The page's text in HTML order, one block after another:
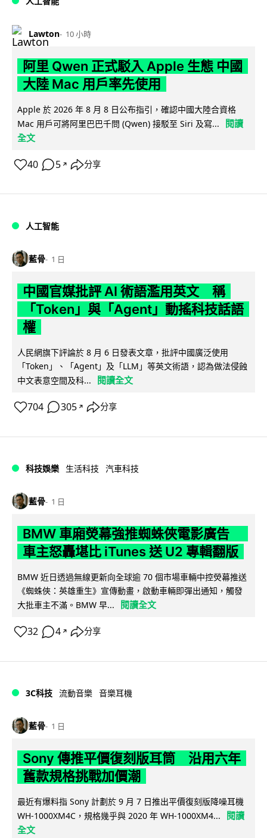
Lawton 10 小時
阿里 Qwen 正式駁入 Apple 生態 中國
大陸 Mac 用戶率先使用
Apple 於 2026 年 8 月 8 日公布指引，確認中國大陸合資格
Mac 用戶可將阿里巴巴千問 (Qwen) 接駁至 Siri 及寫...
閱讀
全文
40 5 ↗ 分享
人工智能
藍骨 1 日
中國官媒批評 AI 術語濫用英文 稱
「Token」與「Agent」動搖科技話語
權
人民網旗下評論於 8 月 6 日發表文章，批評中國廣泛使用
「Token」、「Agent」及「LLM」等英文術語，認為做法侵蝕
中文表意空間及科...
閱讀全文
704 305 ↗ 分享
科技娛樂 生活科技 汽車科技
藍骨 1 日
BMW 車廂熒幕強推蜘蛛俠電影廣告
車主怒轟堪比 iTunes 送 U2 專輯翻版
BMW 近日透過無線更新向全球逾 70 個市場車輛中控熒幕推送
《蜘蛛俠：英雄重生》宣傳動畫，啟動車輛即彈出通知，觸發
大批車主不滿。BMW 早...
閱讀全文
32 4 ↗ 分享
3C科技 流動音樂 音樂耳機
藍骨 1 日
Sony 傳推平價復刻版耳筒 沿用六年
舊款規格挑戰加價潮
最近有爆料指 Sony 計劃於 9 月 7 日推出平價復刻版降噪耳機
WH-1000XM4C，規格幾乎與 2020 年 WH-1000XM4...
閱讀
全文